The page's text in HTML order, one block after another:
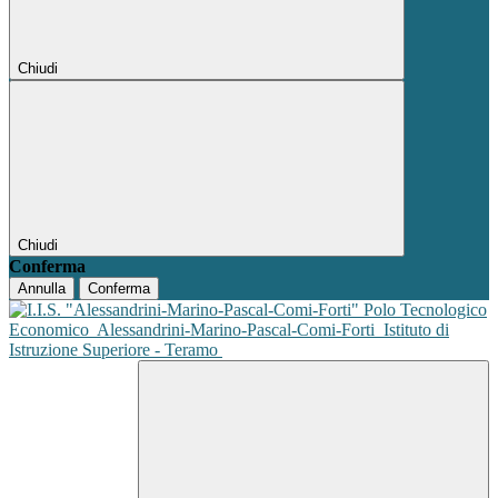
Chiudi
Chiudi
Conferma
Annulla Conferma
Polo Tecnologico
Economico Alessandrini-Marino-Pascal-Comi-Forti Istituto di
Istruzione Superiore - Teramo